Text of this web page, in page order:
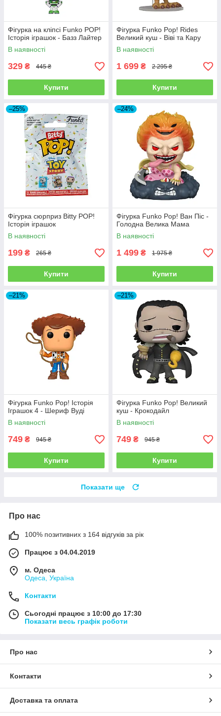
Фігурка на кліпсі Funko POP!
Історія іграшок - Базз Лайтер
В наявності
329 ₴ 445 ₴
Купити
Фігурка Funko Pop! Rides
Великий куш - Віві та Кару
В наявності
1 699 ₴ 2 295 ₴
Купити
–25%
Фігурка сюрприз Bitty POP!
Історія іграшок
В наявності
199 ₴ 265 ₴
Купити
–24%
Фігурка Funko Pop! Ван Піс -
Голодна Велика Мама
В наявності
1 499 ₴ 1 975 ₴
Купити
–21%
Фігурка Funko Pop! Історія
Іграшок 4 - Шериф Вуді
В наявності
749 ₴ 945 ₴
Купити
–21%
Фігурка Funko Pop! Великий
куш - Крокодайл
В наявності
749 ₴ 945 ₴
Купити
Показати ще
Про нас
100% позитивних з 164 відгуків за рік
Працює з 04.04.2019
м. Одеса
Одеса, Україна
Контакти
Сьогодні працює з 10:00 до 17:30
Показати весь графік роботи
Про нас
Контакти
Доставка та оплата